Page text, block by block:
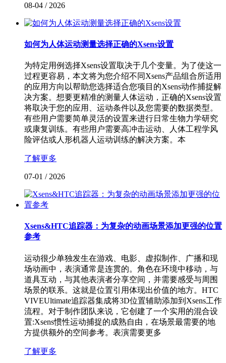
08-04 / 2026
如何为人体运动测量选择正确的Xsens设置
为特定用例选择Xsens设置取决于几个变量。为了使这一
过程更容易，本文将为您介绍不同Xsens产品组合所适用
的应用方向以帮助您选择适合您项目的Xsens动作捕捉解
决方案。想要更精准的测量人体运动，正确的Xsens设置
将取决于您的应用、运动条件以及您需要的数据类型。
有些用户需要简单灵活的设置来进行日常生物力学研究
或康复训练。有些用户需要高冲击运动、人体工程学风
险评估或人形机器人运动训练的解决方案。本
了解更多
07-01 / 2026
Xsens&HTC追踪器：为复杂的动画场景添加更强的位置
参考
运动很少单独发生在游戏、电影、虚拟制作、广播和现
场动画中，表演通常是连贯的。角色在环境中移动，与
道具互动，与其他表演者分享空间，并需要感受与周围
场景的联系。这就是位置引用体现出价值的地方。HTC
VIVEUltimate追踪器集成将3D位置辅助添加到Xsens工作
流程。对于制作团队来说，它创建了一个实用的混合设
置:Xsens惯性运动捕捉的成熟自由，在场景最需要的地
方提供额外的空间参考。表演需要更多
了解更多